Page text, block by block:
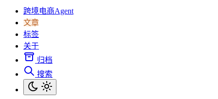
跨境电商Agent
文章
标签
关于
归档
搜索